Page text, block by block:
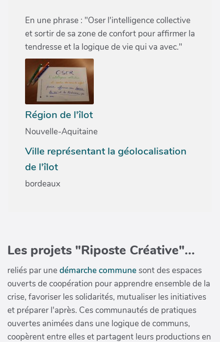
En une phrase : "Oser l'intelligence collective
et sortir de sa zone de confort pour affirmer la
tendresse et la logique de vie qui va avec."
Région de l'îlot
Nouvelle-Aquitaine
Ville représentant la géolocalisation
de l'îlot
bordeaux
Les projets "Riposte Créative"...
reliés par unedémarche communesont des espaces
ouverts de coopération pour apprendre ensemble de la
crise, favoriser les solidarités, mutualiser les initiatives
et préparer l'après. Ces communautés de pratiques
ouvertes animées dans une logique de communs,
coopèrent entre elles et partagent leurs productions en